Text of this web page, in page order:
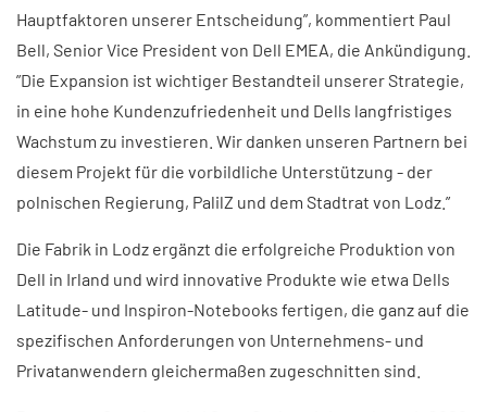
Hauptfaktoren unserer Entscheidung”, kommentiert Paul
Bell, Senior Vice President von Dell EMEA, die Ankündigung.
”Die Expansion ist wichtiger Bestandteil unserer Strategie,
in eine hohe Kundenzufriedenheit und Dells langfristiges
Wachstum zu investieren. Wir danken unseren Partnern bei
diesem Projekt für die vorbildliche Unterstützung - der
polnischen Regierung, PalilZ und dem Stadtrat von Lodz.”
Die Fabrik in Lodz ergänzt die erfolgreiche Produktion von
Dell in Irland und wird innovative Produkte wie etwa Dells
Latitude- und Inspiron-Notebooks fertigen, die ganz auf die
spezifischen Anforderungen von Unternehmens- und
Privatanwendern gleichermaßen zugeschnitten sind.